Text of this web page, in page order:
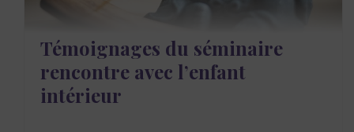
Témoignages du séminaire
rencontre avec l’enfant
intérieur